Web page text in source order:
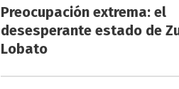
Preocupación extrema: el
desesperante estado de
Lobato